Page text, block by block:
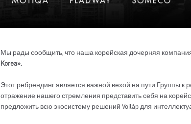
Мы рады сообщить, что наша корейская дочерняя
Korea».
Этот ребрендинг является важной вехой на пути Группы к
отражение нашего стремления представить себя на
предложить всю экосистему решений Voilàp для